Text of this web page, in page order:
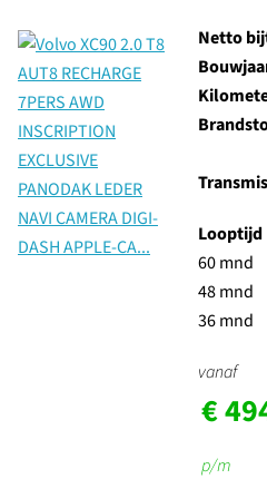
Netto
Looptijd
60 mnd
48 mnd
36 mnd
vanaf
€
p/m